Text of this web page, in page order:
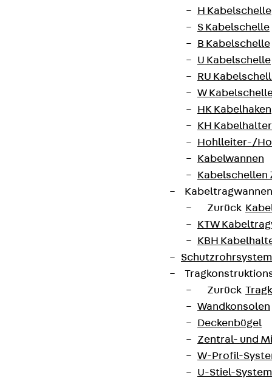
H Kabelschelle
S Kabelschelle
B Kabelschelle
U Kabelschelle
RU
W
HK Kabelhaken
KH Kabelhalter
Hohlleiter-/
Kabelwannen
Kabelschellen
Zurück
KTW
KBH
Zurück
Wandkonsolen
Deckenbügel
Zentral- und
W-Profil-
U-Stiel-System